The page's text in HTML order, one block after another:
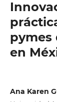
pymes
en
Ana Karen